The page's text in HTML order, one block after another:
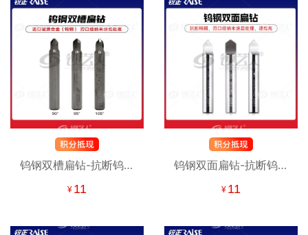
钨钢双槽扁钻-抗断钨钢
钻（打孔刀） 立式钥匙
刀
¥ 11
钨钢双面扁钻-抗断钨钢
钻（打孔刀） 立式钥匙
刀
¥ 11